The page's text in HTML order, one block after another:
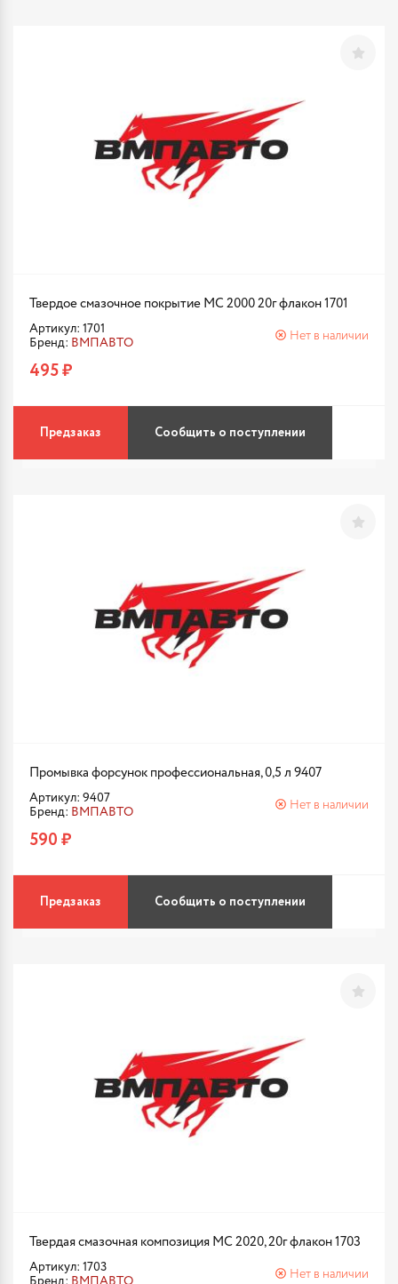
Твердое смазочное покрытие МС 2000 20г флакон 1701
Артикул: 1701
Бренд: ВМПАВТО
Нет в наличии
495 ₽
Предзаказ Сообщить о поступлении
Промывка форсунок профессиональная, 0,5 л 9407
Артикул: 9407
Бренд: ВМПАВТО
Нет в наличии
590 ₽
Предзаказ Сообщить о поступлении
Твердая смазочная композиция МС 2020, 20г флакон 1703
Артикул: 1703
Бренд: ВМПАВТО
Нет в наличии